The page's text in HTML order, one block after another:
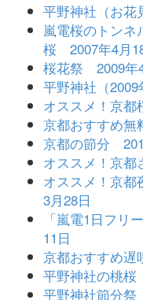
平野神社（お
嵐電桜のトンネ
桜 2007年4月
桜花祭 2009年
平野神社（
オススメ！京
京都おすすめ
京都の節分
オススメ！京
オススメ！京
3月28日
「嵐電1日フ
11日
京都おすすめ
平野神社の桃
平野神社節分